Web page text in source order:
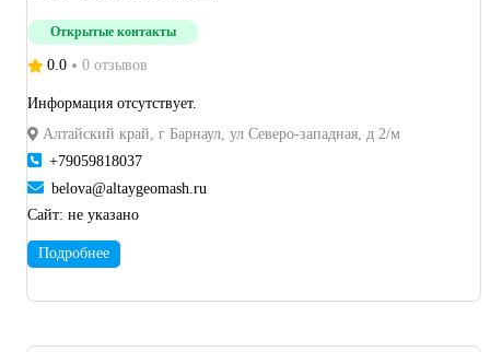
Открытые контакты
0.0 0 отзывов
Информация отсутствует.
Алтайский край, г Барнаул, ул Северо-западная, д 2/м
+79059818037
belova@altaygeomash.ru
Сайт: не указано
Подробнее